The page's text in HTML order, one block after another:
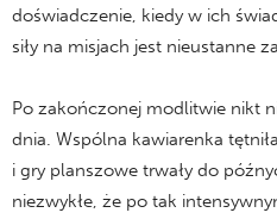
doświadczenie, kiedy w ich
siły na misjach jest nieustanne
Po zakończonej modlitwie nikt
dnia. Wspólna kawiarenka
i gry planszowe trwały do
niezwykłe, że po tak